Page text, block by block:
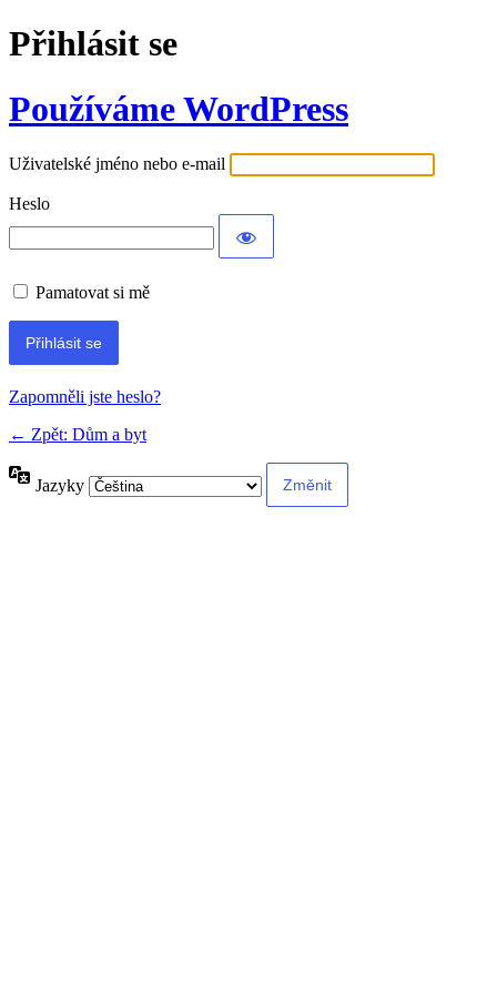
Přihlásit se
Používáme WordPress
Uživatelské jméno nebo e-mail
Heslo
Pamatovat si mě
Alternative:
Zapomněli jste heslo?
← Zpět: Dům a byt
Jazyky